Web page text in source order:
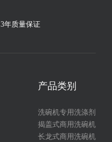
3年质量保证
产品类别
洗碗机专用洗涤剂
揭盖式商用洗碗机
长龙式商用洗碗机